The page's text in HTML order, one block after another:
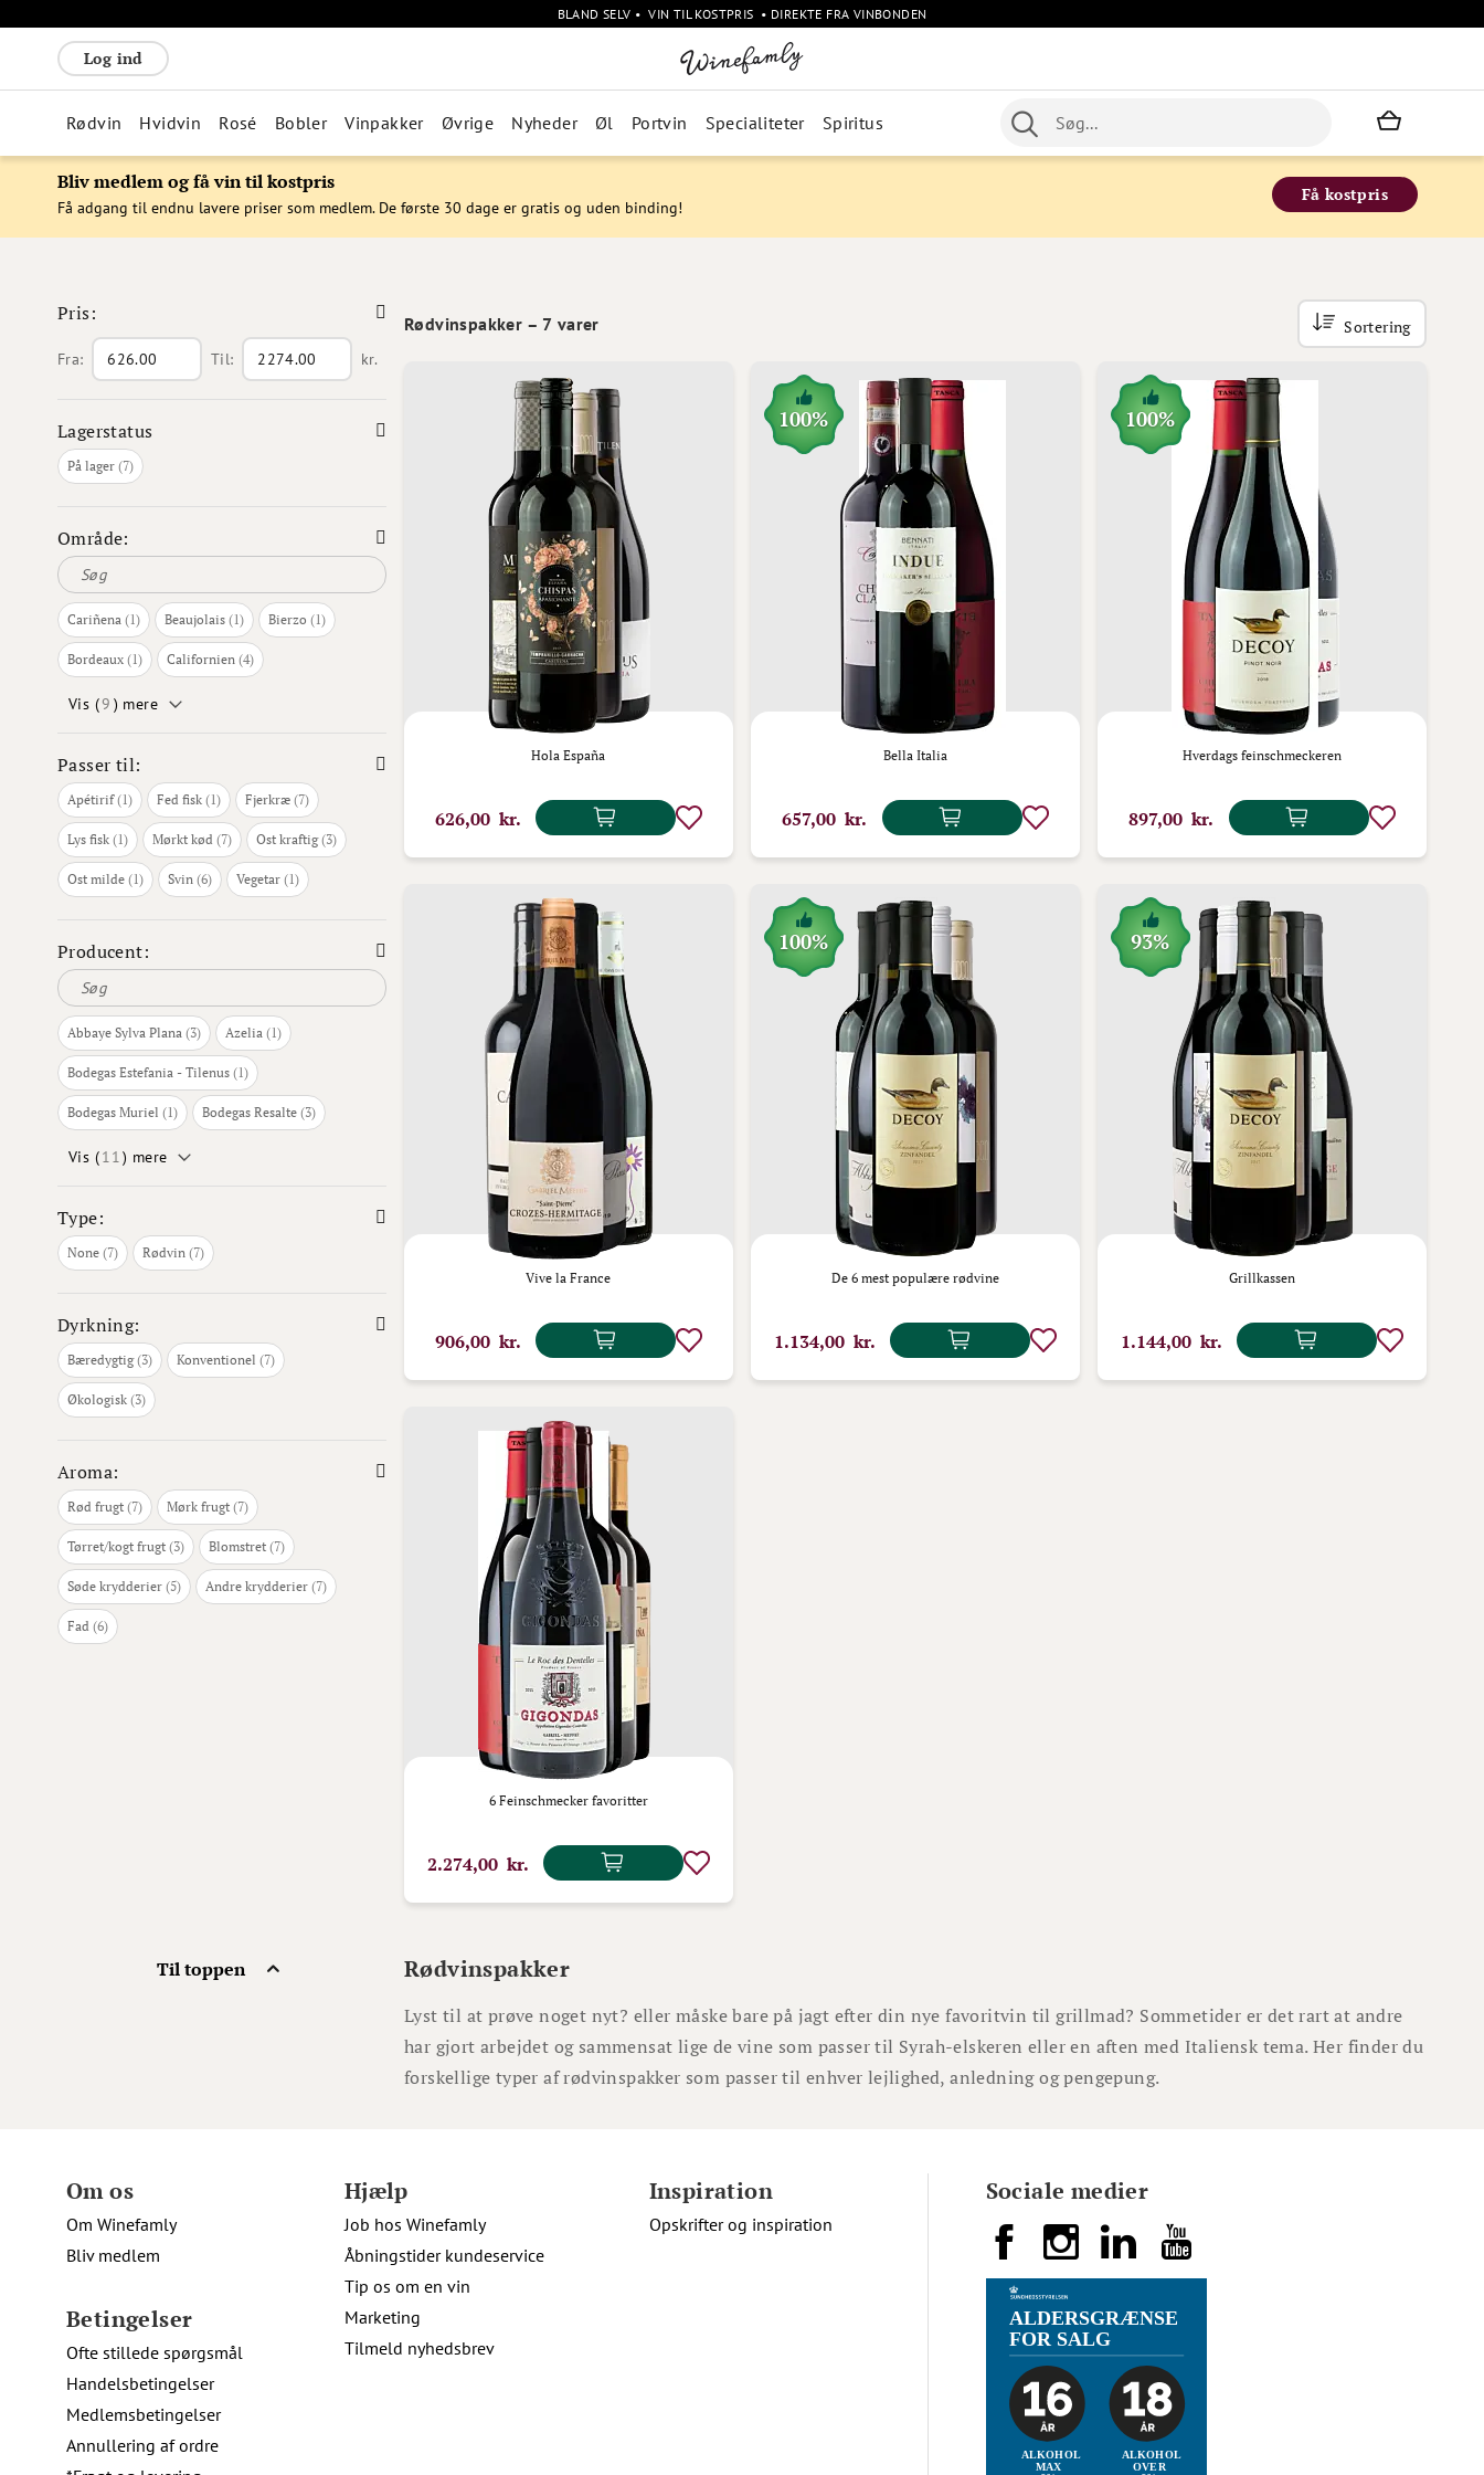
BLAND SELV • VIN TIL KOSTPRIS • DIREKTE FRA VINBONDEN
Log ind
Rødvin Hvidvin Rosé Bobler Vinpakker Øvrige Nyheder Øl Portvin Specialiteter Spiritus
Bliv medlem og få vin til kostpris
Få adgang til endnu lavere priser som medlem. De første 30 dage er gratis og uden binding!
Få kostpris
Pris:
Fra: Til: kr.
Lagerstatus
På lager 7
varer
Område:
Cariñena 1
vare Beaujolais 1
vare Bierzo 1
vare
Bordeaux 1
vare Californien 4
varer
Vis (9 ) mere
Passer til:
Apétirif 1
vare Fed fisk 1
vare Fjerkræ 7
varer
Lys fisk 1
vare Mørkt kød 7
varer Ost kraftig 3
varer
Ost milde 1
vare Svin 6
varer Vegetar 1
vare
Producent:
Abbaye Sylva Plana 3
varer Azelia 1
vare
Bodegas Estefania - Tilenus 1
vare
Bodegas Muriel 1
vare Bodegas Resalte 3
varer
Vis (11) mere
Type:
None 7
varer Rødvin 7
varer
Dyrkning:
Bæredygtig 3
varer Konventionel 7
varer
Økologisk 3
varer
Aroma:
Rød frugt 7
varer Mørk frugt 7
varer
Tørret/kogt frugt 3
varer Blomstret 7
varer
Søde krydderier 5
varer Andre krydderier 7
varer
Fad 6
varer
Rødvinspakker – 7 varer Sortering
Hola España
626,00 kr.
100%
Bella Italia
657,00 kr.
100%
Hverdags feinschmeckeren
897,00 kr.
Vive la France
906,00 kr.
100%
De 6 mest populære rødvine
1.134,00 kr.
93%
Grillkassen
1.144,00 kr.
6 Feinschmecker favoritter
2.274,00 kr.
Til toppen Rødvinspakker
Lyst til at prøve noget nyt? eller måske bare på jagt efter din nye favoritvin til grillmad? Sommetider er det rart at andre
har gjort arbejdet og sammensat lige de vine som passer til Syrah-elskeren eller en aften med Italiensk tema. Her finder du
forskellige typer af rødvinspakker som passer til enhver lejlighed, anledning og pengepung.
Om os
Om Winefamly
Bliv medlem
Betingelser
Ofte stillede spørgsmål
Handelsbetingelser
Medlemsbetingelser
Annullering af ordre
Hjælp
Job hos Winefamly
Åbningstider kundeservice
Tip os om en vin
Marketing
Tilmeld nyhedsbrev
Inspiration
Opskrifter og inspiration
Sociale medier